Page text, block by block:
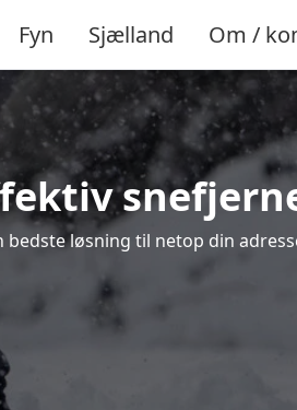
Fyn Sjælland Om /
løsning til netop din